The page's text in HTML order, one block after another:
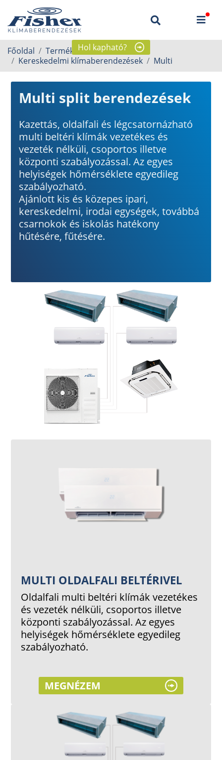
Hol kapható?
Főoldal
Termékek
Kereskedelmi klímaberendezések
Multi
Multi split berendezések
Kazettás, oldalfali és légcsatornázható
multi beltéri klímák vezetékes és
vezeték nélküli, csoportos illetve
központi szabályozással. Az egyes
helyiségek hőmérséklete egyedileg
szabályozható.
Ajánlott kis és közepes ipari,
kereskedelmi, irodai egységek, továbbá
csarnokok és iskolás hatékony
hűtésére, fűtésére.
MULTI OLDALFALI BELTÉRIVEL
Oldalfali multi beltéri klímák vezetékes
és vezeték nélküli, csoportos illetve
központi szabályozással. Az egyes
helyiségek hőmérséklete egyedileg
szabályozható.
MEGNÉZEM